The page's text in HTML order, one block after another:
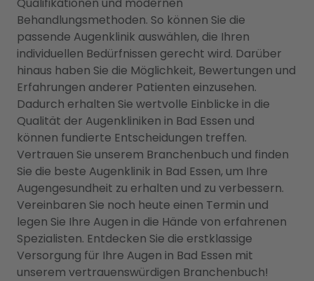
Behandlungsmethoden. So können Sie die
passende Augenklinik auswählen, die Ihren
individuellen Bedürfnissen gerecht wird. Darüber
hinaus haben Sie die Möglichkeit, Bewertungen und
Erfahrungen anderer Patienten einzusehen.
Dadurch erhalten Sie wertvolle Einblicke in die
Qualität der Augenkliniken in Bad Essen und
können fundierte Entscheidungen treffen.
Vertrauen Sie unserem Branchenbuch und finden
Sie die beste Augenklinik in Bad Essen, um Ihre
Augengesundheit zu erhalten und zu verbessern.
Vereinbaren Sie noch heute einen Termin und
legen Sie Ihre Augen in die Hände von erfahrenen
Spezialisten. Entdecken Sie die erstklassige
Versorgung für Ihre Augen in Bad Essen mit
unserem vertrauenswürdigen Branchenbuch!